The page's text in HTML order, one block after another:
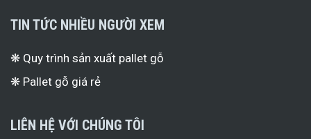
TIN TỨC NHIỀU NGƯỜI XEM
❋ Quy trình sản xuất pallet gỗ
❋ Pallet gỗ giá rẻ
LIÊN HỆ VỚI CHÚNG TÔI